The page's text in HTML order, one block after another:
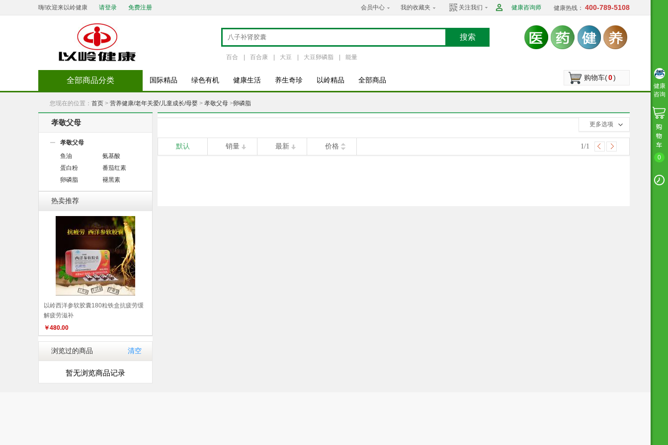
嗨!欢迎来以岭健康 请登录 免费注册 会员中心 我的收藏夹 关注我们 健康咨询师 健康热线： 400-789-5108
搜索
百合 百合康 大豆 大豆卵磷脂 能量
购物车(0)
全部商品分类 国际精品 绿色有机 健康生活 养生奇珍 以岭精品 全部商品
您现在的位置： 首页 > 营养健康/老年关爱/儿童成长/母婴 > 孝敬父母 >卵磷脂
孝敬父母
孝敬父母
鱼油
氨基酸
蛋白粉
番茄红素
卵磷脂
褪黑素
热卖推荐
以岭西洋参软胶囊180粒铁盒抗疲劳缓
解疲劳滋补
￥480.00
浏览过的商品 清空
暂无浏览商品记录
收起选项
更多选项
默认 销量 最新 价格 1/1
健康
咨询
0